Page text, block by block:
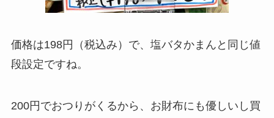
価格は198円（税込み）で、塩バタかまんと同じ値
段設定ですね。
200円でおつりがくるから、お財布にも優しいし買